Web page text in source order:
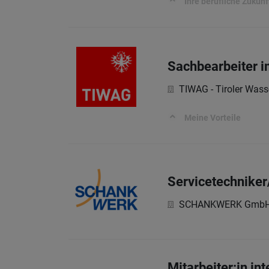
Sachbearbeiter
TIWAG - Tiroler
Meine Vorteile
SCHANKWERK